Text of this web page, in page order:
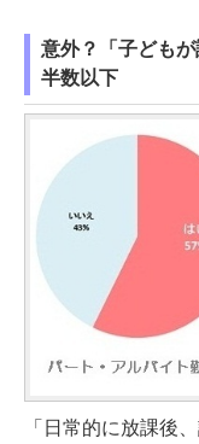
意外？「子ども
半数以下
「日常的に放課後